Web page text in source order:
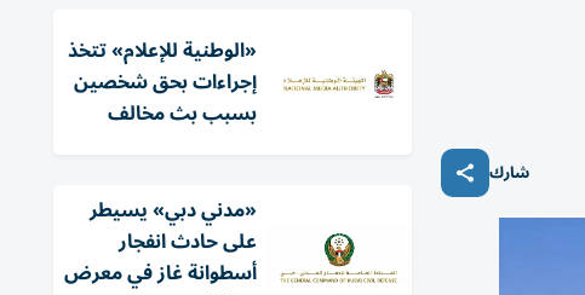
شارك
«الوطنية للإعلام» تتخذ
إجراءات بحق شخصين
بسبب بث مخالف
«مدني دبي» يسيطر
على حادث انفجار
أسطوانة غاز في معرض